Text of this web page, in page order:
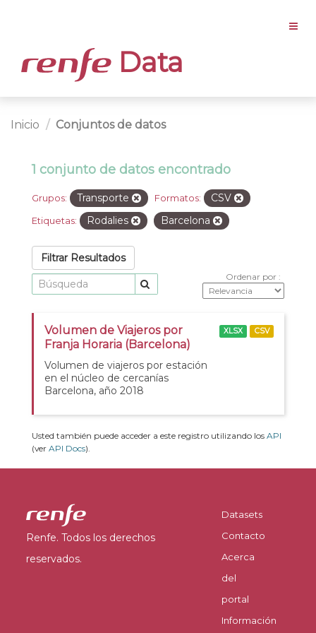
Data
Inicio Conjuntos de datos
1 conjunto de datos encontrado
Grupos: Transporte Formatos: CSV
Etiquetas: Rodalies Barcelona
Filtrar Resultados
Ordenar por
Volumen de Viajeros por
Franja Horaria (Barcelona)
Volumen de viajeros por estación
en el núcleo de cercanías
Barcelona, año 2018
XLSX CSV
Usted también puede acceder a este registro utilizando los API
(ver API Docs).
Renfe. Todos los derechos
reservados.
Datasets
Contacto
Acerca
del
portal
Información